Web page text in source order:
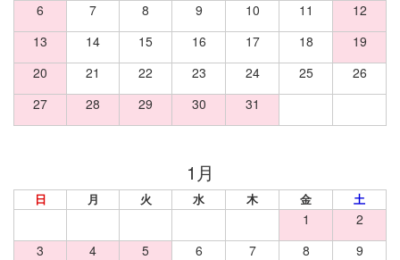
6
7 8 9 10 11
12
13
14 15 16 17 18
19
20
21 22 23 24 25
26
27
28 29 30 31
日 月 火 水 木 金 土
1
2
3
4 5 6 7 8
9